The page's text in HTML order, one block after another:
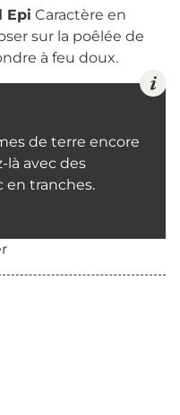
Epi Caractère en
sur la poêlée de
à feu doux.
de terre encore
là avec des
en tranches.